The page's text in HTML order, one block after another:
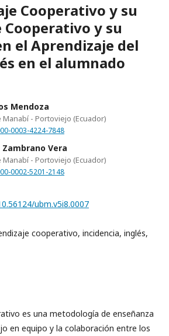
Cooperativo y su
y su
el Aprendizaje del
en el alumnado
Mendoza
- Portoviejo (Ecuador)
0003-4224-7848
Vera
- Portoviejo (Ecuador)
0002-5201-2148
ubm.v5i8.0007
cooperativo, incidencia, inglés,
es una metodología de enseñanza
en equipo y la colaboración entre los